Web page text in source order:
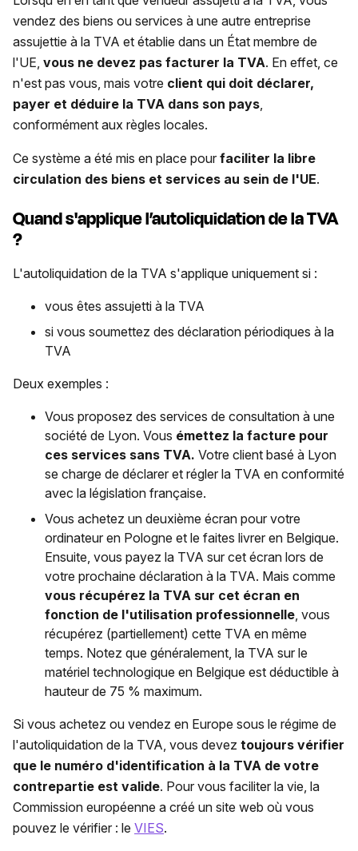
vendez des biens ou services à une autre entreprise
assujettie à la TVA et établie dans un État membre de
l'UE, vous ne devez pas facturer la TVA. En effet, ce
n'est pas vous, mais votre client qui doit déclarer,
payer et déduire la TVA dans son pays
conformément aux règles locales.
Ce système a été mis en place pour faciliter la libre
circulation des biens et services au sein de l'UE.
Quand s'applique l’autoliquidation de la TVA
?
L'autoliquidation de la TVA s'applique uniquement si :
vous êtes assujetti à la TVA
si vous soumettez des déclaration périodiques à la
TVA
Deux exemples :
Vous proposez des services de consultation à une
société de Lyon. Vous émettez la facture pour
ces services sans TVA. Votre client basé à Lyon
se charge de déclarer et régler la TVA en conformité
avec la législation française.
Vous achetez un deuxième écran pour votre
ordinateur en Pologne et le faites livrer en Belgique.
Ensuite, vous payez la TVA sur cet écran lors de
votre prochaine déclaration à la TVA. Mais comme
vous récupérez la TVA sur cet écran en
fonction de l'utilisation professionnelle , vous
récupérez (partiellement) cette TVA en même
temps. Notez que généralement, la TVA sur le
matériel technologique en Belgique est déductible à
hauteur de 75 % maximum.
Si vous achetez ou vendez en Europe sous le régime de
l'autoliquidation de la TVA, vous devez toujours vérifier
que le numéro d'identification à la TVA de votre
contrepartie est valide. Pour vous faciliter la vie, la
Commission européenne a créé un site web où vous
pouvez le vérifier : le VIES.